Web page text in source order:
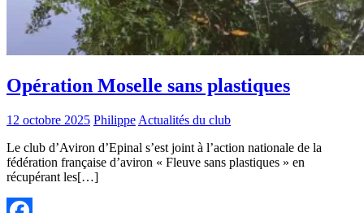
Opération Moselle sans plastiques
12 octobre 2025 Philippe Actualités du club
Le club d’Aviron d’Epinal s’est joint à l’action nationale de la
fédération française d’aviron « Fleuve sans plastiques » en
récupérant les[…]